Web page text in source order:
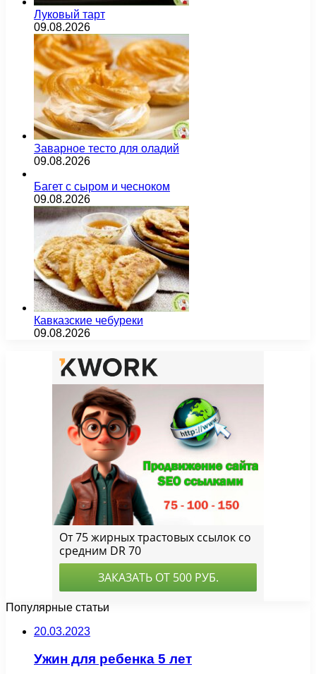
Луковый тарт
09.08.2026
Заварное тесто для оладий
09.08.2026
Багет с сыром и чесноком
09.08.2026
Кавказские чебуреки
09.08.2026
Популярные статьи
20.03.2023
Ужин для ребенка 5 лет